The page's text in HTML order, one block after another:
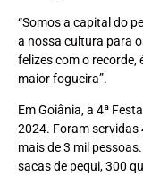
“Somos a capital do
a nossa cultura para
felizes com o recorde,
maior fogueira”.
Em Goiânia, a 4ª
2024. Foram servidas
mais de 3 mil
sacas de pequi, 300